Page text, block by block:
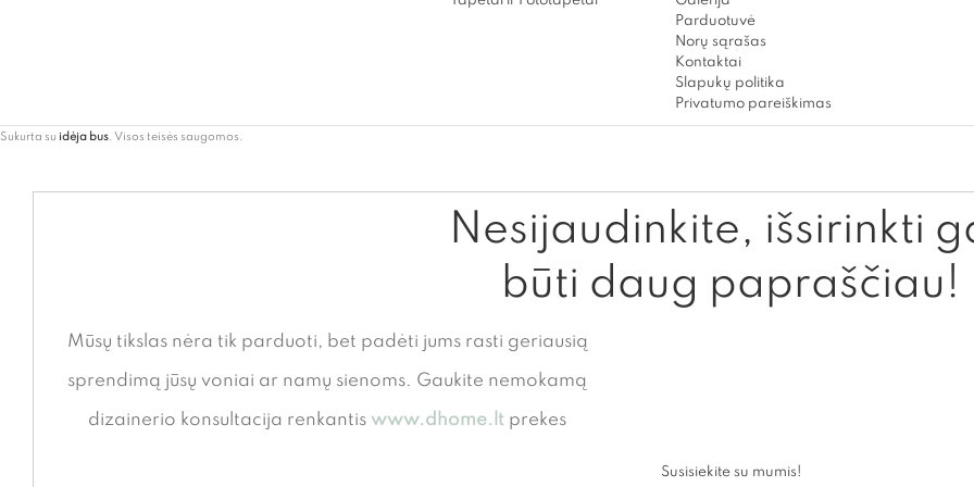
Parduotuvė
Norų sąrašas
Kontaktai
Slapukų politika
Privatumo pareiškimas
Sukurta su idėja bus . Visos teisės saugomos.
Nesijaudinkite, išsirinkti
būti daug papraščiau!
Mūsų tikslas nėra tik parduoti, bet padėti jums rasti geriausią
sprendimą jūsų voniai ar namų sienoms. Gaukite nemokamą
dizainerio konsultacija renkantis www.dhome.lt prekes
Susisiekite su mumis!